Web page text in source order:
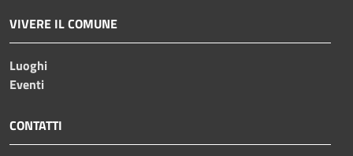
VIVERE IL COMUNE
Luoghi
Eventi
CONTATTI